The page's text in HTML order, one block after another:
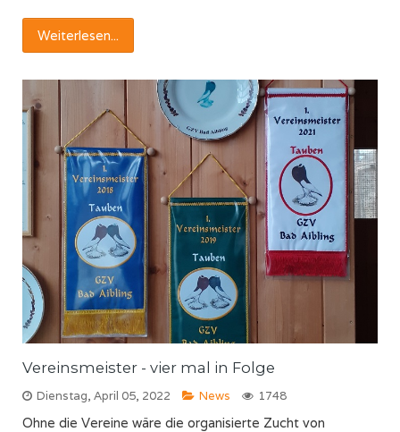
Weiterlesen...
Vereinsmeister - vier mal in Folge
Dienstag, April 05, 2022 News 1748
Ohne die Vereine wäre die organisierte Zucht von